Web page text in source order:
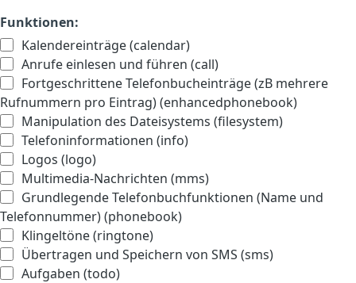
Funktionen:
Kalendereinträge (calendar)
Anrufe einlesen und führen (call)
Fortgeschrittene Telefonbucheinträge (zB mehrere
Rufnummern pro Eintrag) (enhancedphonebook)
Manipulation des Dateisystems (filesystem)
Telefoninformationen (info)
Logos (logo)
Multimedia-Nachrichten (mms)
Grundlegende Telefonbuchfunktionen (Name und
Telefonnummer) (phonebook)
Klingeltöne (ringtone)
Übertragen und Speichern von SMS (sms)
Aufgaben (todo)